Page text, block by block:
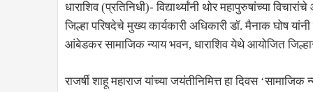
धाराशिव (प्रतिनिधी)- विद्यार्थ्यांनी थोर महापुरुषांच्या
जिल्हा परिषदेचे मुख्य कार्यकारी अधिकारी डॉ. मैनाक घोष
आंबेडकर सामाजिक न्याय भवन, धाराशिव येथे आयोजित
राजर्षी शाहू महाराज यांच्या जयंतीनिमित्त हा दिवस